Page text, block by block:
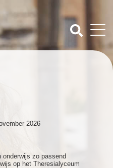
2026
onderwijs zo passend
op het Theresialyceum